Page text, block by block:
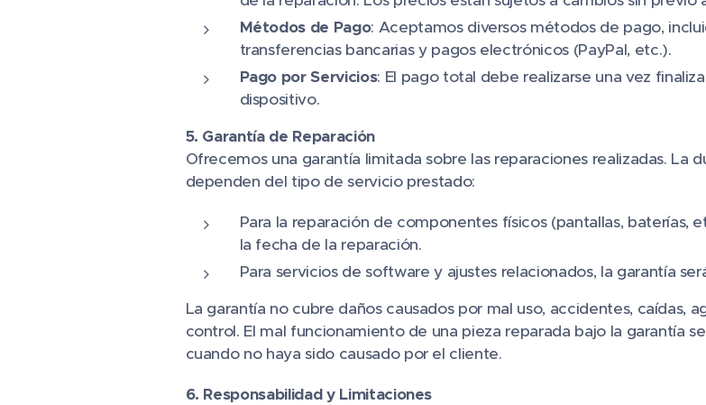
Métodos de Pago: Aceptamos diversos métodos de pago,
transferencias bancarias y pagos electrónicos (PayPal, etc.).
Pago por Servicios: El pago total debe realizarse una vez
dispositivo.
5. Garantía de Reparación
Ofrecemos una garantía limitada sobre las reparaciones realizadas. La
dependen del tipo de servicio prestado:
Para la reparación de componentes físicos (pantallas, baterías,
la fecha de la reparación.
Para servicios de software y ajustes relacionados, la garantía
La garantía no cubre daños causados por mal uso, accidentes, caídas,
control. El mal funcionamiento de una pieza reparada bajo la garantía
cuando no haya sido causado por el cliente.
6. Responsabilidad y Limitaciones